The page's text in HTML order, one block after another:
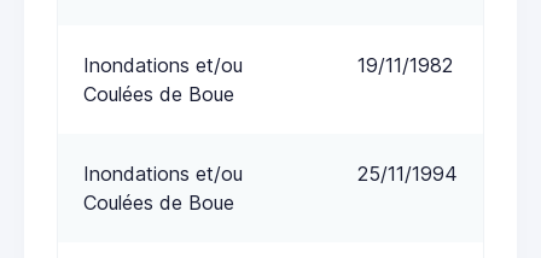
Inondations et/ou
Coulées de Boue
19/11/1982
Inondations et/ou
Coulées de Boue
25/11/1994